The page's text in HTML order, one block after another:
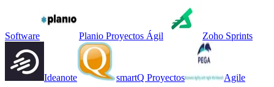
Software Planio Proyectos Ágil Zoho Sprints
Ideanote smartQ Proyectos Agile